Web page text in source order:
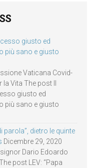
giusto ed
più sano e giusto
Vaticana Covid-
Vita The post Il
giusto ed
più sano e giusto
parola”, dietro le quinte
Dicembre 29, 2020
Dario Edoardo
post LEV: “Papa